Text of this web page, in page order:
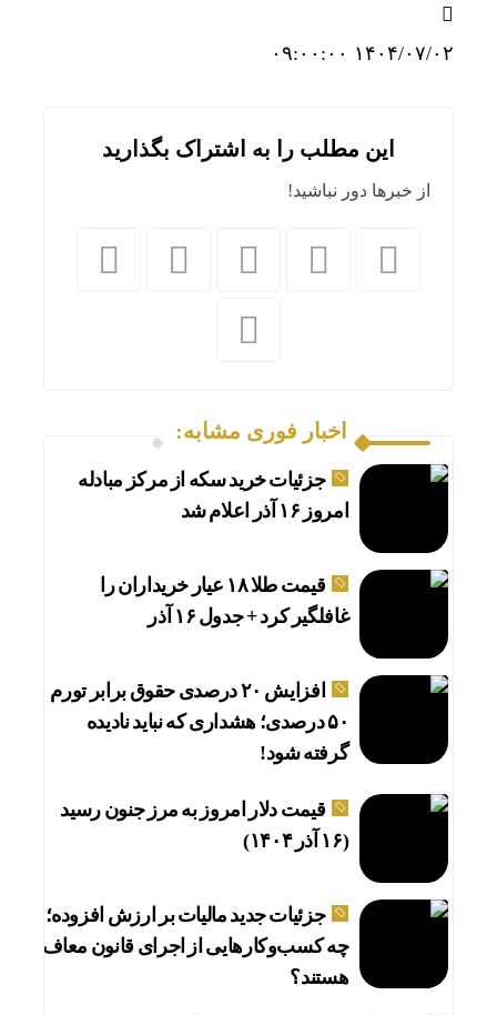
۱۴۰۴/۰۷/۰۲ ۰۹:۰۰:۰۰
این مطلب را به اشتراک بگذارید
از خبرها دور نباشید!
اخبار فوری مشابه:
جزئیات خرید سکه از مرکز مبادله
امروز ۱۶ آذر اعلام شد
قیمت طلا ۱۸ عیار خریداران را
غافلگیر کرد + جدول ۱۶ آذر
افزایش ۲۰ درصدی حقوق برابر تورم
۵۰ درصدی؛ هشداری که نباید نادیده
گرفته شود!
قیمت دلار امروز به مرز جنون رسید
(۱۶ آذر ۱۴۰۴)
جزئیات جدید مالیات بر ارزش افزوده؛
چه کسب‌وکارهایی از اجرای قانون معاف
هستند؟